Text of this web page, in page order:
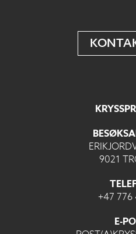
9021
+47 776
E-